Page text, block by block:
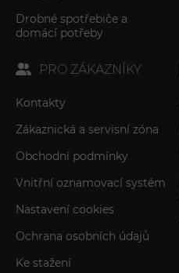
Drobné spotřebiče a
domácí potřeby
PRO ZÁKAZNÍKY
Kontakty
Zákaznická a servisní zóna
Obchodní podmínky
Vnitřní oznamovací systém
Nastavení cookies
Ochrana osobních údajů
Ke stažení